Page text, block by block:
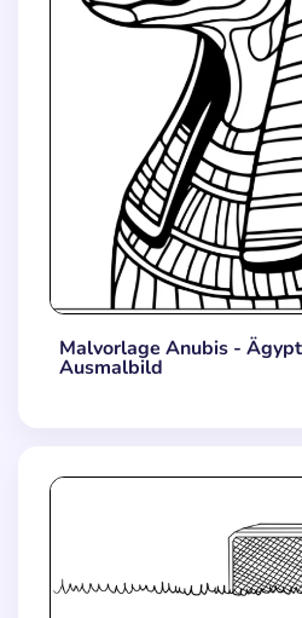
Malvorlage Anubis -
Ausmalbild